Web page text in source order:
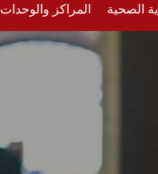
الصحية المراكز والوحدات